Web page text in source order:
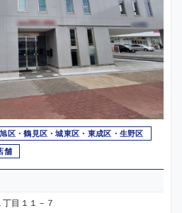
区・鶴見区・城東区・東成区・生野区
舗
目１１－７